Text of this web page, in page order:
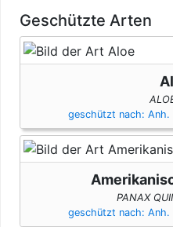
Geschützte Arten
geschützt nach: Anh.
PANAX
geschützt nach: Anh.